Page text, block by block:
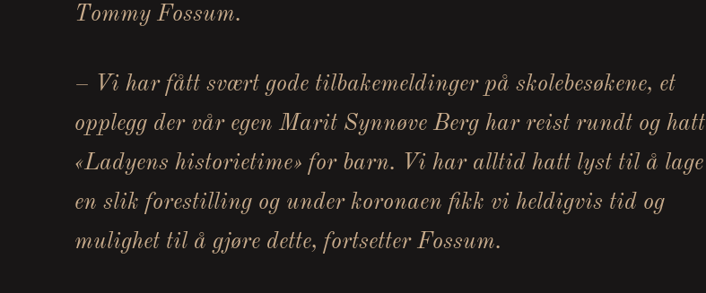
Tommy Fossum.
– Vi har fått svært gode tilbakemeldinger på skolebesøkene, et
opplegg der vår egen Marit Synnøve Berg har reist rundt og hatt
«Ladyens historietime» for barn. Vi har alltid hatt lyst til å lage
en slik forestilling og under koronaen fikk vi heldigvis tid og
mulighet til å gjøre dette, fortsetter Fossum.